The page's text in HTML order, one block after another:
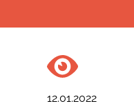
12.01.2022